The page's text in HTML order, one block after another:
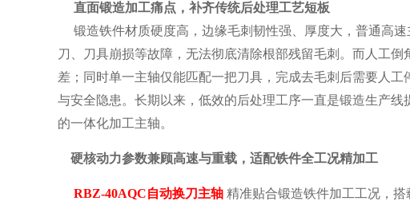
直面锻造加工痛点，补齐传统后处理工艺短板
锻造铁件材质硬度高，边缘毛刺韧性强、厚度大，普通高
刀、刀具崩损等故障，无法彻底清除根部残留毛刺。而人工
差；同时单一主轴仅能匹配一把刀具，完成去毛刺后需要人
与安全隐患。长期以来，低效的后处理工序一直是锻造生产
的一体化加工主轴。
硬核动力参数兼顾高速与重载，适配铁件全工况精加工
RBZ-40AQC自动换刀主轴 精准贴合锻造铁件加工工况，搭